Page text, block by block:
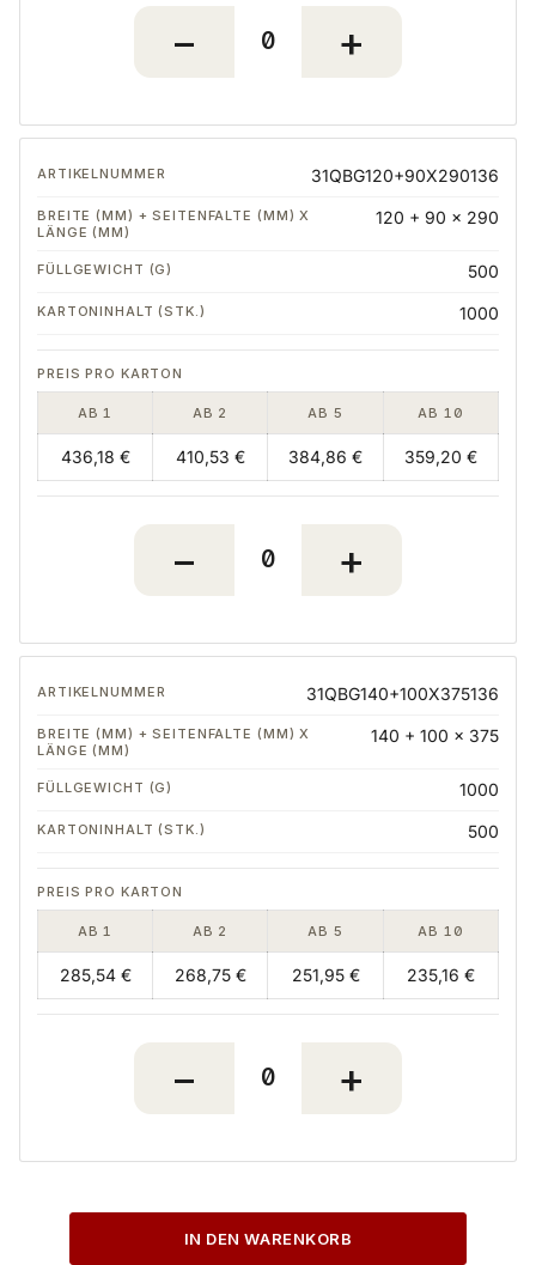
31QBG120+90X290136
120 + 90 x 290
500
1000
AB 1 AB 2 AB 5 AB 10
436,18 € 410,53 € 384,86 € 359,20 €
31QBG140+100X375136
140 + 100 x 375
1000
500
AB 1 AB 2 AB 5 AB 10
285,54 € 268,75 € 251,95 € 235,16 €
IN DEN WARENKORB